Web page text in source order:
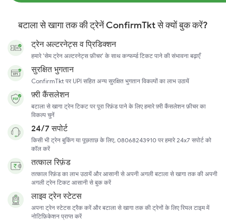
बटाला से खागा तक की ट्रेनें ConfirmTkt से क्यों बुक करें?
ट्रेन अल्टरनेट्स व प्रिडिक्शन
हमारे 'सेम ट्रेन अल्टरनेट्स फ़ीचर' के साथ कन्फर्म्ड टिकट पाने की संभावना बढ़ाएँ
सुरक्षित भुगतान
ConfirmTkt पर UPI सहित अन्य सुरक्षित भुगतान विकल्पों का लाभ उठायें
फ़्री कैंसलेशन
बटाला से खागा ट्रेन टिकट पर पूरा रिफ़ंड पाने के लिए हमारे फ़्री कैंसलेशन फ़ीचर का
विकल्प चुनें
24/7 सपोर्ट
किसी भी ट्रेन बुकिंग या पूछताछ के लिए, 08068243910 पर हमारे 24x7 सपोर्ट को
कॉल करें
तत्काल रिफ़ंड
तत्काल रिफ़ंड का लाभ उठायें और आसानी से अपनी अगली बटाला से खागा तक की अपनी
अगली ट्रेन टिकट आसानी से बुक करें
लाइव ट्रेन स्टेटस
अपना ट्रेन स्टेटस ट्रैक करें और बटाला से खागा तक की ट्रेनों के लिए रियल टाइम में
नोटिफ़िकेशन प्राप्त करें